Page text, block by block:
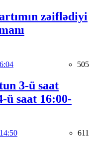
zəiflədiyi
505
3-ü saat
ü saat 16:00-
611